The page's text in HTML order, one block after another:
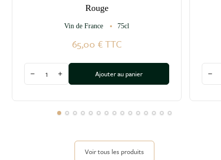
Rouge
Vin de France 75cl
65,00 € TTC
Diminuer la quantité
Augmenter la quantité
Ajouter au panier
Voir tous les produits